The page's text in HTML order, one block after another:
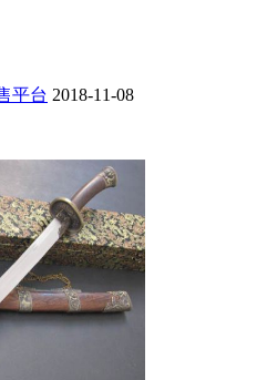
平台 2018-11-08